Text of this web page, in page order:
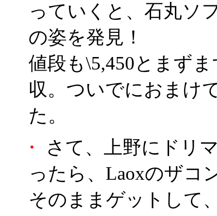
っていくと、石丸ソ
の姿を発見！
値段も\5,450とまず
収。ついでにおまけ
た。
・
さて、上野にドリ
ったら、Laoxのザコ
そのままゲットして